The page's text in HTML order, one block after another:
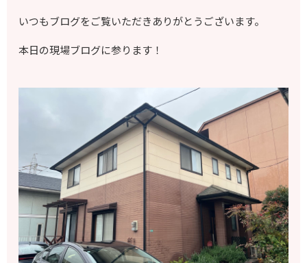
いつもブログをご覧いただきありがとうございます。
本日の現場ブログに参ります！